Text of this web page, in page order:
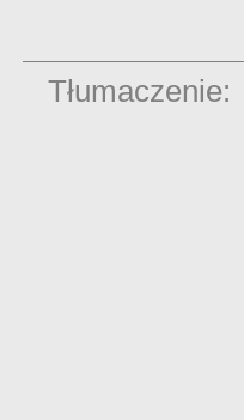
Tłumaczenie: